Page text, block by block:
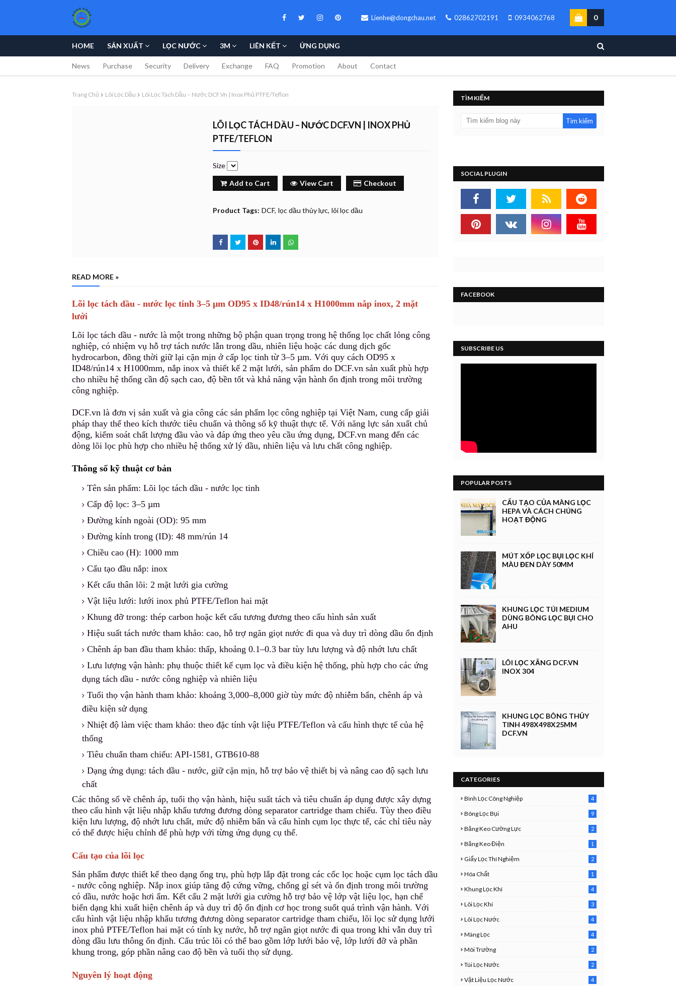
Lienhe@dongchau.net 02862702191 0934062768 0
HOME SẢN XUẤT LỌC NƯỚC 3M LIÊN KẾT ỨNG DỤNG
News Purchase Security Delivery Exchange FAQ Promotion About Contact
Trang Chủ Lõi Lọc Dầu Lõi Lọc Tách Dầu – Nước DCF.vn | Inox Phủ PTFE/Teflon
LÕI LỌC TÁCH DẦU – NƯỚC DCF.VN | INOX PHỦ
PTFE/TEFLON
Size
Add to Cart View Cart Checkout
Product Tags: DCF lọc dầu thủy lực lõi lọc dầu
READ MORE »
Lõi lọc tách dầu - nước lọc tinh 3–5 µm OD95 x ID48/rún14 x H1000mm nắp inox, 2 mặt
lưới
Lõi lọc tách dầu - nước là một trong những bộ phận quan trọng trong hệ thống lọc chất lỏng công
nghiệp, có nhiệm vụ hỗ trợ tách nước lẫn trong dầu, nhiên liệu hoặc các dung dịch gốc
hydrocarbon, đồng thời giữ lại cặn mịn ở cấp lọc tinh từ 3–5 µm. Với quy cách OD95 x
ID48/rún14 x H1000mm, nắp inox và thiết kế 2 mặt lưới, sản phẩm do DCF.vn sản xuất phù hợp
cho nhiều hệ thống cần độ sạch cao, độ bền tốt và khả năng vận hành ổn định trong môi trường
công nghiệp.
DCF.vn là đơn vị sản xuất và gia công các sản phẩm lọc công nghiệp tại Việt Nam, cung cấp giải
pháp thay thế theo kích thước tiêu chuẩn và thông số kỹ thuật thực tế. Với năng lực sản xuất chủ
động, kiểm soát chất lượng đầu vào và đáp ứng theo yêu cầu ứng dụng, DCF.vn mang đến các
dòng lõi lọc phù hợp cho nhiều hệ thống xử lý dầu, nhiên liệu và lưu chất công nghiệp.
Thông số kỹ thuật cơ bản
Tên sản phẩm: Lõi lọc tách dầu - nước lọc tinh
Cấp độ lọc: 3–5 µm
Đường kính ngoài (OD): 95 mm
Đường kính trong (ID): 48 mm/rún 14
Chiều cao (H): 1000 mm
Cấu tạo đầu nắp: inox
Kết cấu thân lõi: 2 mặt lưới gia cường
Vật liệu lưới: lưới inox phủ PTFE/Teflon hai mặt
Khung đỡ trong: thép carbon hoặc kết cấu tương đương theo cấu hình sản xuất
Hiệu suất tách nước tham khảo: cao, hỗ trợ ngăn giọt nước đi qua và duy trì dòng dầu ổn định
Chênh áp ban đầu tham khảo: thấp, khoảng 0.1–0.3 bar tùy lưu lượng và độ nhớt lưu chất
Lưu lượng vận hành: phụ thuộc thiết kế cụm lọc và điều kiện hệ thống, phù hợp cho các ứng
dụng tách dầu - nước công nghiệp và nhiên liệu
Tuổi thọ vận hành tham khảo: khoảng 3,000–8,000 giờ tùy mức độ nhiễm bẩn, chênh áp và
điều kiện sử dụng
Nhiệt độ làm việc tham khảo: theo đặc tính vật liệu PTFE/Teflon và cấu hình thực tế của hệ
thống
Tiêu chuẩn tham chiếu: API-1581, GTB610-88
Dạng ứng dụng: tách dầu - nước, giữ cặn mịn, hỗ trợ bảo vệ thiết bị và nâng cao độ sạch lưu
chất
Các thông số về chênh áp, tuổi thọ vận hành, hiệu suất tách và tiêu chuẩn áp dụng được xây dựng
theo cấu hình vật liệu nhập khẩu tương đương dòng separator cartridge tham chiếu. Tùy theo điều
kiện lưu lượng, độ nhớt lưu chất, mức độ nhiễm bẩn và cấu hình cụm lọc thực tế, các chỉ tiêu này
có thể được hiệu chỉnh để phù hợp với từng ứng dụng cụ thể.
Cấu tạo của lõi lọc
Sản phẩm được thiết kế theo dạng ống trụ, phù hợp lắp đặt trong các cốc lọc hoặc cụm lọc tách dầu
- nước công nghiệp. Nắp inox giúp tăng độ cứng vững, chống gỉ sét và ổn định trong môi trường
có dầu, nước hoặc hơi ẩm. Kết cấu 2 mặt lưới gia cường hỗ trợ bảo vệ lớp vật liệu lọc, hạn chế
biến dạng khi xuất hiện chênh áp và duy trì độ ổn định cơ học trong suốt quá trình vận hành. Với
cấu hình vật liệu nhập khẩu tương đương dòng separator cartridge tham chiếu, lõi lọc sử dụng lưới
inox phủ PTFE/Teflon hai mặt có tính kỵ nước, hỗ trợ ngăn giọt nước đi qua trong khi vẫn duy trì
dòng dầu lưu thông ổn định. Cấu trúc lõi có thể bao gồm lớp lưới bảo vệ, lớp lưới đỡ và phần
khung trong, góp phần nâng cao độ bền và tuổi thọ sử dụng.
Nguyên lý hoạt động
TÌM KIẾM
SOCIAL PLUGIN
FACEBOOK
SUBSCRIBE US
POPULAR POSTS
CẤU TẠO CỦA MÀNG LỌC
HEPA VÀ CÁCH CHÚNG
HOẠT ĐỘNG
MÚT XỐP LỌC BỤI LỌC KHÍ
MÀU ĐEN DÀY 50MM
KHUNG LỌC TÚI MEDIUM
DÙNG BÔNG LỌC BỤI CHO
AHU
LÕI LỌC XĂNG DCF.VN
INOX 304
KHUNG LỌC BÔNG THỦY
TINH 498X498X25MM
DCF.VN
CATEGORIES
Bình Lọc Công Nghiệp
4
Bông Lọc Bụi 9
Băng Keo Cường Lực
2
Băng Keo Điện
1
Giấy Lọc Thí Nghiệm
2
Hóa Chất
1
Khung Lọc Khí
4
Lõi Lọc Khí
3
Lõi Lọc Nước
4
Màng Lọc
4
Môi Trường
2
Túi Lọc Nước
2
Vật Liệu Lọc Nước
4